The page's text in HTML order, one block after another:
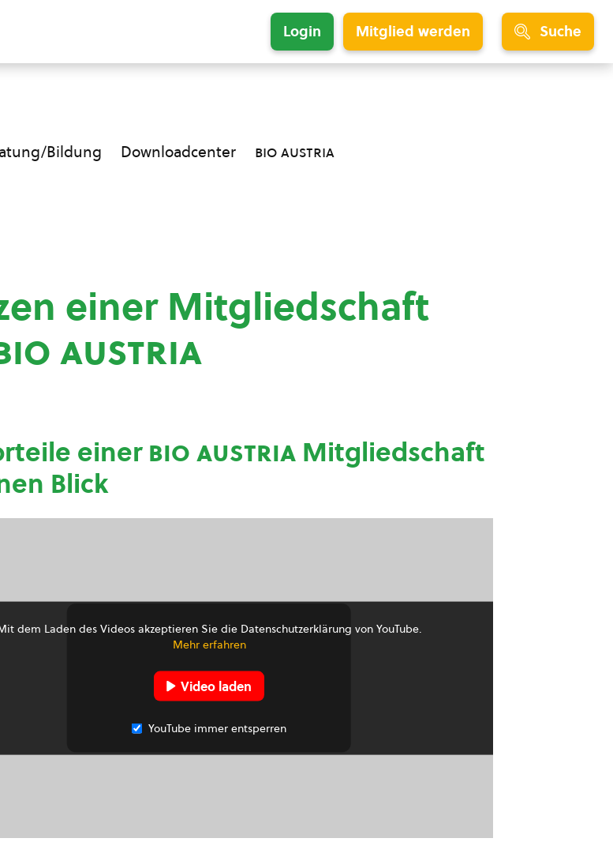
Login Mitglied werden Suche
Bildung Downloadcenter bio austria
einer Mitgliedschaft
austria
einerbio austria Mitgliedschaft
Blick
dem Laden des Videos akzeptieren Sie die Datenschutzerklärung von YouTube.
Mehr erfahren
Video laden
YouTube immer entsperren